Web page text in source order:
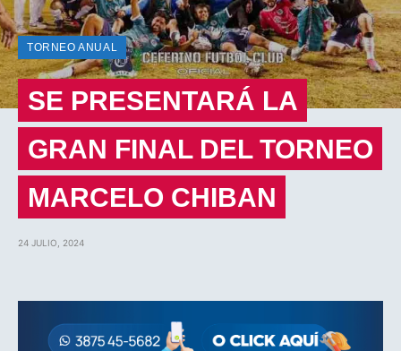
TORNEO ANUAL
SE PRESENTARÁ LA
GRAN FINAL DEL TORNEO
MARCELO CHIBAN
24 JULIO, 2024